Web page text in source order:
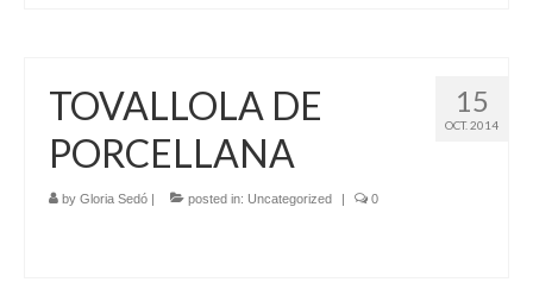
15
OCT. 2014
TOVALLOLA DE
PORCELLANA
by Gloria Sedó | posted in: Uncategorized | 0